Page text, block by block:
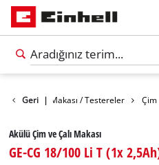
Geri |
Bahçe Makası / Testereler Çim
Akülü Çim ve Çalı Makası
GE-CG 18/100 Li T (1x